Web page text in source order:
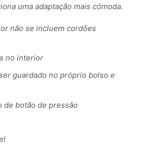
uma adaptação mais cómoda.
não se incluem cordões
no interior
guardado no próprio bolso e
de botão de pressão